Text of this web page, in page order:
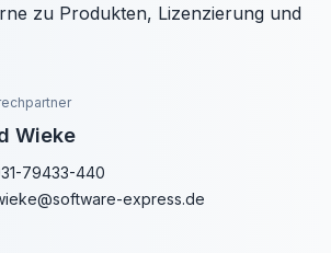
zu Produkten, Lizenzierung und
Wieke
79433-440
express.de